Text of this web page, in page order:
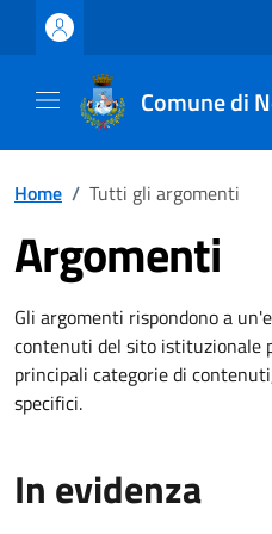
Vai ai contenuti
Vai al footer
Comune di
Home / Tutti gli argomenti
Argomenti
Gli argomenti rispondono a
contenuti del sito istituzionale
principali categorie di
specifici.
In evidenza